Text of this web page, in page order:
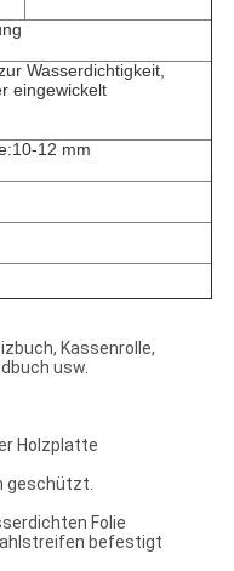
Wasserdichtigkeit,
eingewickelt
12 mm
Kassenrolle,
usw.
Holzplatte
geschützt.
Folie
befestigt